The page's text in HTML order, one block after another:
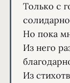
Только с
Но пока
Из него
Из